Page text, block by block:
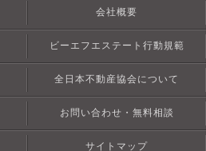
会社概要
ビーエフエステート行動規範
全日本不動産協会について
お問い合わせ・無料相談
サイトマップ